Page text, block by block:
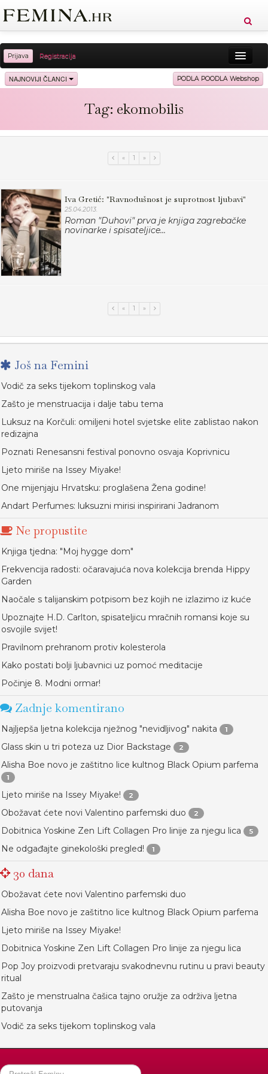
Prijava Registracija
Sreća Zdravlje Vitkost
Ljubav Relax Putovanja
NAJNOVIJI ČLANCI PODLA POODLA Webshop
Tag: ekomobilis
« 1 »
Iva Gretić: "Ravnodušnost je suprotnost ljubavi"
25.04.2013.
Roman "Duhovi" prva je knjiga zagrebačke
novinarke i spisateljice...
« 1 »
Još na Femini
Vodič za seks tijekom toplinskog vala
Zašto je menstruacija i dalje tabu tema
Luksuz na Korčuli: omiljeni hotel svjetske elite zablistao nakon
redizajna
Poznati Renesansni festival ponovno osvaja Koprivnicu
Ljeto miriše na Issey Miyake!
One mijenjaju Hrvatsku: proglašena Žena godine!
Andart Perfumes: luksuzni mirisi inspirirani Jadranom
Ne propustite
Knjiga tjedna: "Moj hygge dom"
Frekvencija radosti: očaravajuća nova kolekcija brenda Hippy
Garden
Naočale s talijanskim potpisom bez kojih ne izlazimo iz kuće
Upoznajte H.D. Carlton, spisateljicu mračnih romansi koje su
osvojile svijet!
Pravilnom prehranom protiv kolesterola
Kako postati bolji ljubavnici uz pomoć meditacije
Počinje 8. Modni ormar!
Zadnje komentirano
Najljepša ljetna kolekcija nježnog "nevidljivog" nakita 1
Glass skin u tri poteza uz Dior Backstage 2
Alisha Boe novo je zaštitno lice kultnog Black Opium parfema
1
Ljeto miriše na Issey Miyake! 2
Obožavat ćete novi Valentino parfemski duo 2
Dobitnica Yoskine Zen Lift Collagen Pro linije za njegu lica 5
Ne odgađajte ginekološki pregled! 1
30 dana
Obožavat ćete novi Valentino parfemski duo
Alisha Boe novo je zaštitno lice kultnog Black Opium parfema
Ljeto miriše na Issey Miyake!
Dobitnica Yoskine Zen Lift Collagen Pro linije za njegu lica
Pop Joy proizvodi pretvaraju svakodnevnu rutinu u pravi beauty
ritual
Zašto je menstrualna čašica tajno oružje za održiva ljetna
putovanja
Vodič za seks tijekom toplinskog vala